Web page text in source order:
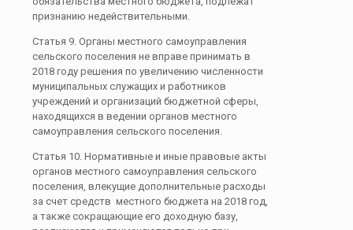
признанию недействительными.
Статья 9. Органы местного самоуправления
сельского поселения не вправе принимать в
2018 году решения по увеличению численности
муниципальных служащих и работников
учреждений и организаций бюджетной сферы,
находящихся в ведении органов местного
самоуправления сельского поселения.
Статья 10. Нормативные и иные правовые акты
органов местного самоуправления сельского
поселения, влекущие дополнительные расходы
за счет средств местного бюджета на 2018 год,
а также сокращающие его доходную базу,